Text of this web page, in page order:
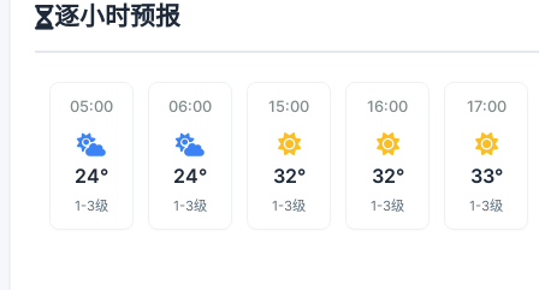
逐小时预报
05:00
24°
1-3级
06:00
24°
1-3级
15:00
32°
1-3级
16:00
32°
1-3级
17:00
33°
1-3级